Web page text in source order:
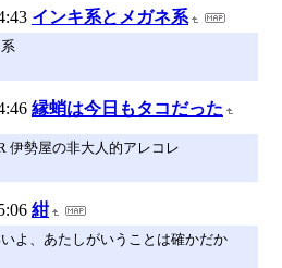
インキ系とメガネ系
縁蛸は今日もタコだった
伊勢屋の非大人的アレコレ
紺
よ、あたしがいうことは確かだか